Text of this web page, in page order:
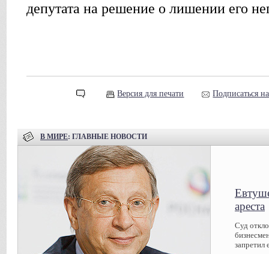
депутата на решение о лишении его
Версия для печати Подписаться
В МИРЕ: ГЛАВНЫЕ НОВОСТИ
ареста
Суд
запретил